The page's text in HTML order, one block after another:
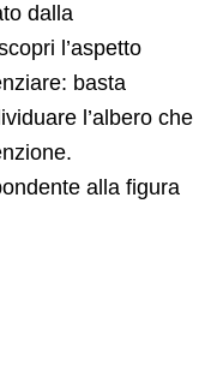
dalla
l’aspetto
basta
l’albero che
alla figura